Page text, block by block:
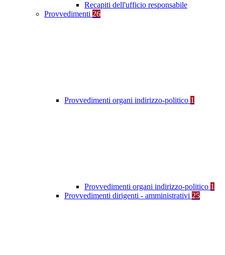
Recapiti dell'ufficio responsabile
Provvedimenti 26
Provvedimenti organi indirizzo-politico 1
Provvedimenti organi indirizzo-politico 1
Provvedimenti dirigenti - amministrativi 25